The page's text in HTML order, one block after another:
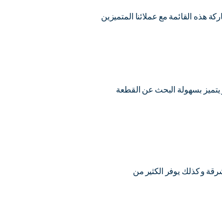
هذه القائمة مع عملائنا المتميزين
يتميز بسهولة البحث عن القطعة
و كذلك يوفر الكثير من